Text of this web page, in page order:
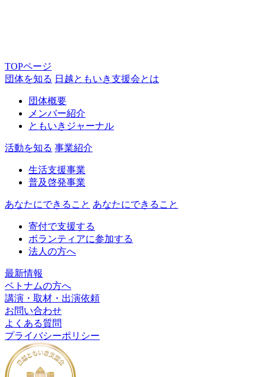
TOPページ
団体を知る 日越ともいき支援会とは
団体概要
メンバー紹介
ともいきジャーナル
活動を知る 事業紹介
生活支援事業
普及啓発事業
あなたにできること あなたにできること
寄付で支援する
ボランティアに参加する
法人の方へ
最新情報
ベトナムの方へ
講演・取材・出演依頼
お問い合わせ
よくある質問
プライバシーポリシー